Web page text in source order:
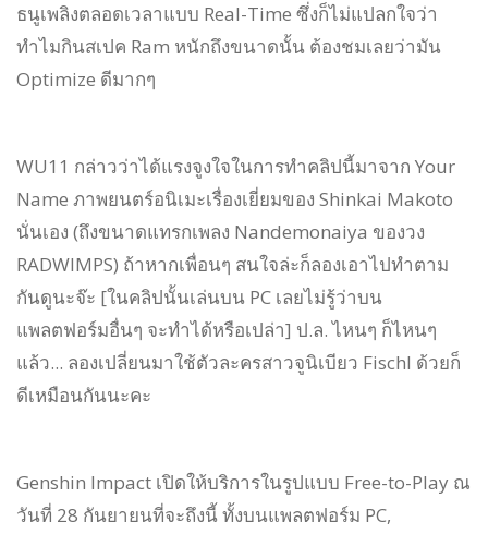
ธนูเพลิงตลอดเวลาแบบ Real-Time ซึ่งก็ไม่แปลกใจว่า
ทำไมกินสเปค Ram หนักถึงขนาดนั้น ต้องชมเลยว่ามัน
Optimize ดีมากๆ
WU11 กล่าวว่าได้แรงจูงใจในการทำคลิปนี้มาจาก Your
Name ภาพยนตร์อนิเมะเรื่องเยี่ยมของ Shinkai Makoto
นั่นเอง (ถึงขนาดแทรกเพลง Nandemonaiya ของวง
RADWIMPS) ถ้าหากเพื่อนๆ สนใจล่ะก็ลองเอาไปทำตาม
กันดูนะจ๊ะ [ในคลิปนั้นเล่นบน PC เลยไม่รู้ว่าบน
แพลตฟอร์มอื่นๆ จะทำได้หรือเปล่า] ป.ล. ไหนๆ ก็ไหนๆ
แล้ว... ลองเปลี่ยนมาใช้ตัวละครสาวจูนิเบียว Fischl ด้วยก็
ดีเหมือนกันนะคะ
Genshin Impact เปิดให้บริการในรูปแบบ Free-to-Play ณ
วันที่ 28 กันยายนที่จะถึงนี้ ทั้งบนแพลตฟอร์ม PC,